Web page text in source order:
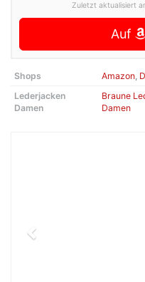
Zuletzt aktualisiert
Auf
Shops Amazon,
Lederjacken
Damen
Braune
Damen